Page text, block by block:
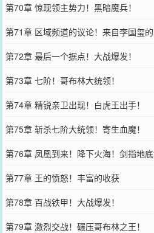
第70章 惊现领主势力！黑暗魔兵！
第71章 区域频道的议论！来自李国玺的
第72章 最后一个据点！大战爆发！
第73章 七阶！哥布林大统领！
第74章 精锐亲卫出现！白虎王出手！
第75章 斩杀七阶大统领！寄生血魔！
第76章 凤凰到来！降下火海！剑指地底
第77章 王的愤怒！丰富的收获
第78章 百战铁甲！大战爆发！
第79章 激烈交战！碾压哥布林之王！